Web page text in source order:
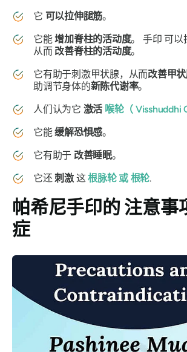
它 可以拉伸腿筋。
它能增加脊柱的活动度。 手印 可以
从而 改善脊柱的活动度。
它有助于刺激甲状腺，从而改善甲
助调节身体的新陈代谢率。
人们认为它 激活 喉轮（ Visshuddhi
它能缓解恐惧感。
它有助于 改善睡眠。
它还刺激这根脉轮或 根轮.
帕希尼手印的注意事
症